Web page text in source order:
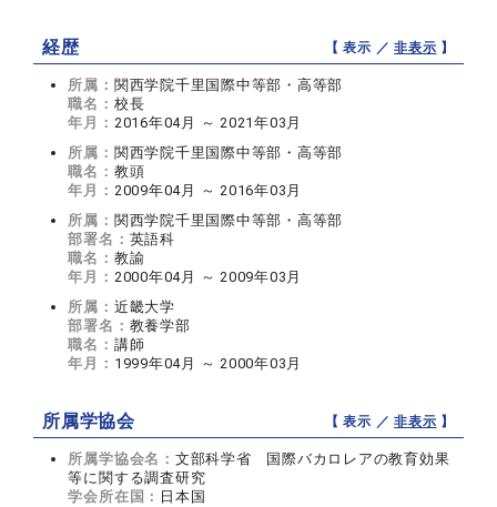
経歴 【 表示 ／非表示 】
所属： 関西学院千里国際中等部・高等部
職名： 校長
年月： 2016年04月 ～ 2021年03月
所属： 関西学院千里国際中等部・高等部
職名： 教頭
年月： 2009年04月 ～ 2016年03月
所属： 関西学院千里国際中等部・高等部
部署名： 英語科
職名： 教諭
年月： 2000年04月 ～ 2009年03月
所属： 近畿大学
部署名： 教養学部
職名： 講師
年月： 1999年04月 ～ 2000年03月
所属学協会 【 表示 ／非表示 】
所属学協会名： 文部科学省 国際バカロレアの教育効果
等に関する調査研究
学会所在国： 日本国